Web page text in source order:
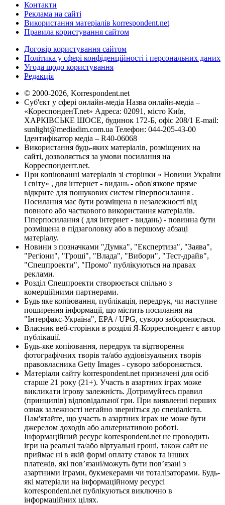
Контакти
Реклама на сайті
Використання матеріалів korrespondent.net
Правила користування сайтом
Договір користування сайтом
Політика у сфері конфіденційності і персональних даних
Угода щодо користування
Редакція
© 2000-2026, Korrespondent.net
Суб'єкт у сфері онлайн-медіа Назва онлайн-медіа –
«КореспонденТ.net» Адреса: 02091, місто Київ,
ХАРКІВСЬКЕ ШОСЕ, будинок 172-Б, офіс 208/1 E-mail:
sunlight@mediadim.com.ua Телефон: 044-205-43-00
Ідентифікатор медіа – R40-06068
Використання будь-яких матеріалів, розміщених на
сайті, дозволяється за умови посилання на
Корреспондент.net.
При копіюванні матеріалів зі сторінки « Новини України
і світу» , для інтернет - видань - обов'язкове пряме
відкрите для пошукових систем гіперпосилання .
Посилання має бути розміщена в незалежності від
повного або часткового використання матеріалів.
Гіперпосилання ( для інтернет - видань) - повинна бути
розміщена в підзаголовку або в першому абзаці
матеріалу.
Новини з позначками "Думка", "Експертиза", "Заява",
"Регіони", "Гроші", "Влада", "Вибори", "Тест-драйв",
"Спецпроекти", "Промо" публікуються на правах
реклами.
Розділ Спецпроекти створюється спільно з
комерційними партнерами.
Будь яке копіювання, публікація, передрук, чи наступне
поширення інформації, що містить посилання на
"Інтерфакс-Україна", EPA / UPG, суворо забороняється.
Власник веб-сторінки в розділі Я-Корреспондент є автор
публікації.
Будь-яке копіювання, передрук та відтворення
фотографічних творів та/або аудіовізуальних творів
правовласника Getty Images - суворо забороняється.
Матеріали сайту korrespondent.net призначені для осіб
старше 21 року (21+). Участь в азартних іграх може
викликати ігрову залежність. Дотримуйтесь правил
(принципів) відповідальної гри. При виявленні перших
ознак залежності негайно зверніться до спеціаліста.
Пам'ятайте, що участь в азартних іграх не може бути
джерелом доходів або альтернативою роботі.
Інформаційний ресурс korrespondent.net не проводить
ігри на реальні та/або віртуальні гроші, також сайт не
приймає ні в якій формі оплату ставок та інших
платежів, які пов’язані/можуть бути пов’язані з
азартними іграми, букмекерами чи тоталізаторами. Будь-
які матеріали на інформаційному ресурсі
korrespondent.net публікуються виключно в
інформаційних цілях.